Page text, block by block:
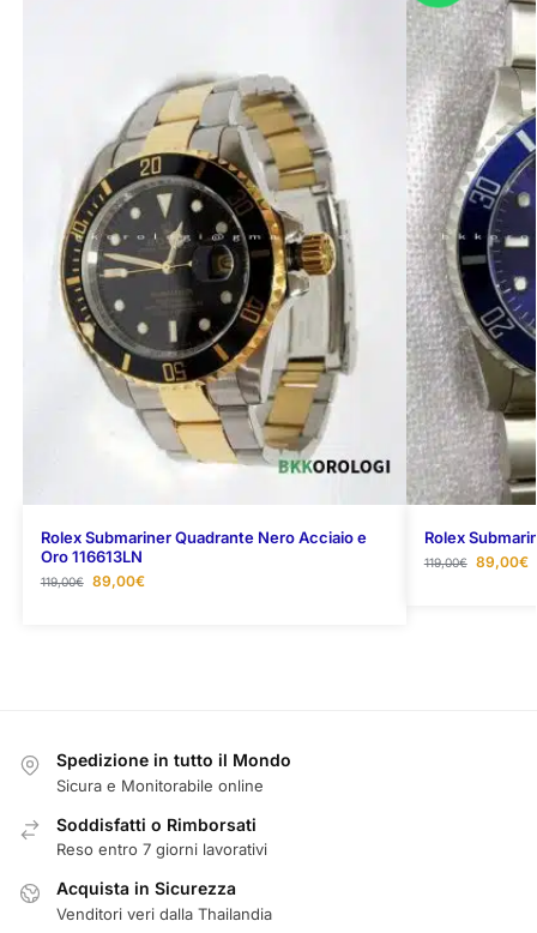
Rolex Submariner Quadrante Nero Acciaio e
Oro 116613LN
119,00€ 89,00€
Rolex
119,00€ 89,00€
Spedizione in tutto il Mondo
Sicura e Monitorabile online
Soddisfatti o Rimborsati
Reso entro 7 giorni lavorativi
Acquista in Sicurezza
Venditori veri dalla Thailandia